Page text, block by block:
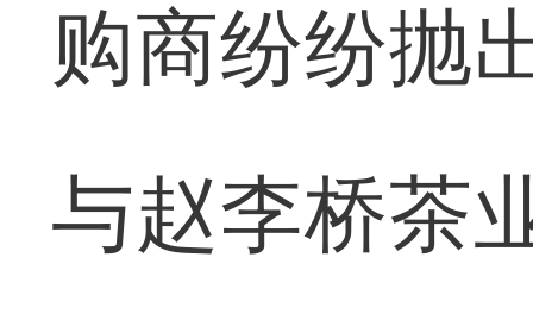
购商纷纷抛
与赵李桥茶